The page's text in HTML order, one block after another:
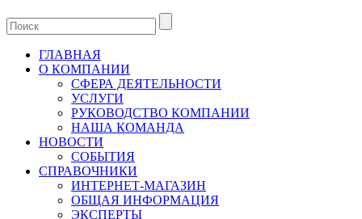
ГЛАВНАЯ
О КОМПАНИИ
СФЕРА ДЕЯТЕЛЬНОСТИ
УСЛУГИ
РУКОВОДСТВО КОМПАНИИ
НАША КОМАНДА
НОВОСТИ
СОБЫТИЯ
СПРАВОЧНИКИ
ИНТЕРНЕТ-МАГАЗИН
ОБЩАЯ ИНФОРМАЦИЯ
ЭКСПЕРТЫ